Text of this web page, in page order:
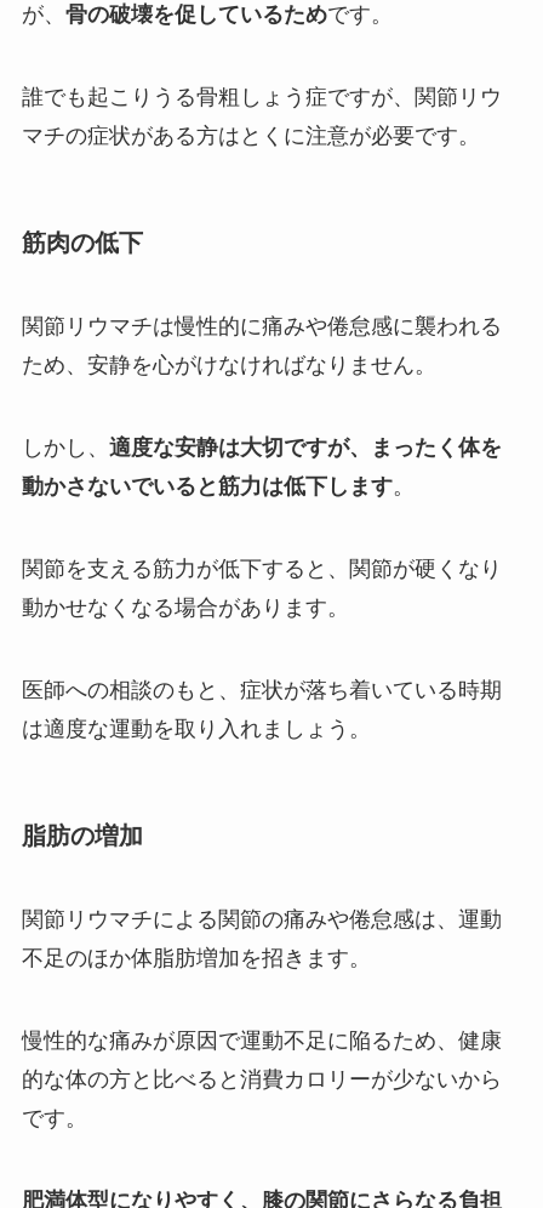
が、 骨の破壊を促しているためです。
誰でも起こりうる骨粗しょう症ですが、関節リウ
マチの症状がある方はとくに注意が必要です。
筋肉の低下
関節リウマチは慢性的に痛みや倦怠感に襲われる
ため、安静を心がけなければなりません。
しかし、 適度な安静は大切ですが、まったく体を
動かさないでいると筋力は低下します。
関節を支える筋力が低下すると、関節が硬くなり
動かせなくなる場合があります。
医師への相談のもと、症状が落ち着いている時期
は適度な運動を取り入れましょう。
脂肪の増加
関節リウマチによる関節の痛みや倦怠感は、運動
不足のほか体脂肪増加を招きます。
慢性的な痛みが原因で運動不足に陥るため、健康
的な体の方と比べると消費カロリーが少ないから
です。
肥満体型になりやすく、膝の関節にさらなる負担